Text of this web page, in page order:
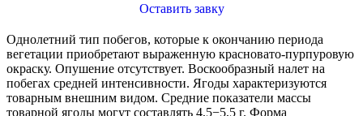
Оставить завку
Однолетний тип побегов, которые к окончанию периода
вегетации приобретают выраженную красновато-пурпуровую
окраску. Опушение отсутствует. Воскообразный налет на
побегах средней интенсивности. Ягоды характеризуются
товарным внешним видом. Средние показатели массы
товарной ягоды могут составлять 4,5−5,5 г. Форма